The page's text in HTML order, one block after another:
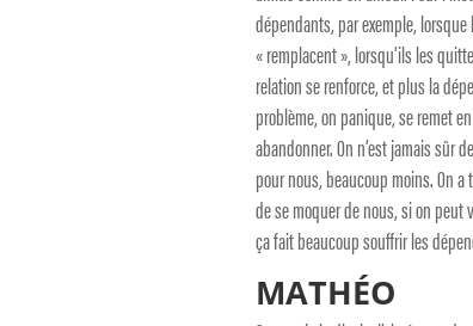
dépendants, par exemple,
« remplacent », lorsqu’ils les
relation se renforce, et plus la
problème, on panique, se remet
abandonner. On n’est jamais sûr
pour nous, beaucoup moins. On
de se moquer de nous, si on peut
ça fait beaucoup souffrir les
MATHÉO